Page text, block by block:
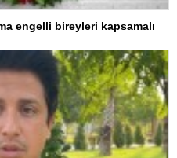
engelli bireyleri kapsamalı